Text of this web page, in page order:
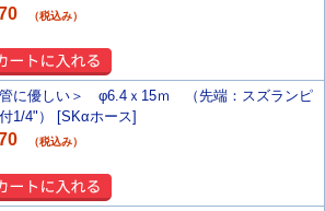
（税込み）
管に優しい＞ φ6.4ｘ15ｍ （先端：スズランピ
1/4"） [SKαホース]
（税込み）